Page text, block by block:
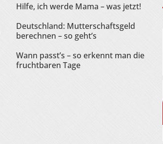
Hilfe, ich werde Mama – was jetzt!
Deutschland: Mutterschaftsgeld
berechnen – so geht’s
Wann passt’s – so erkennt man die
fruchtbaren Tage